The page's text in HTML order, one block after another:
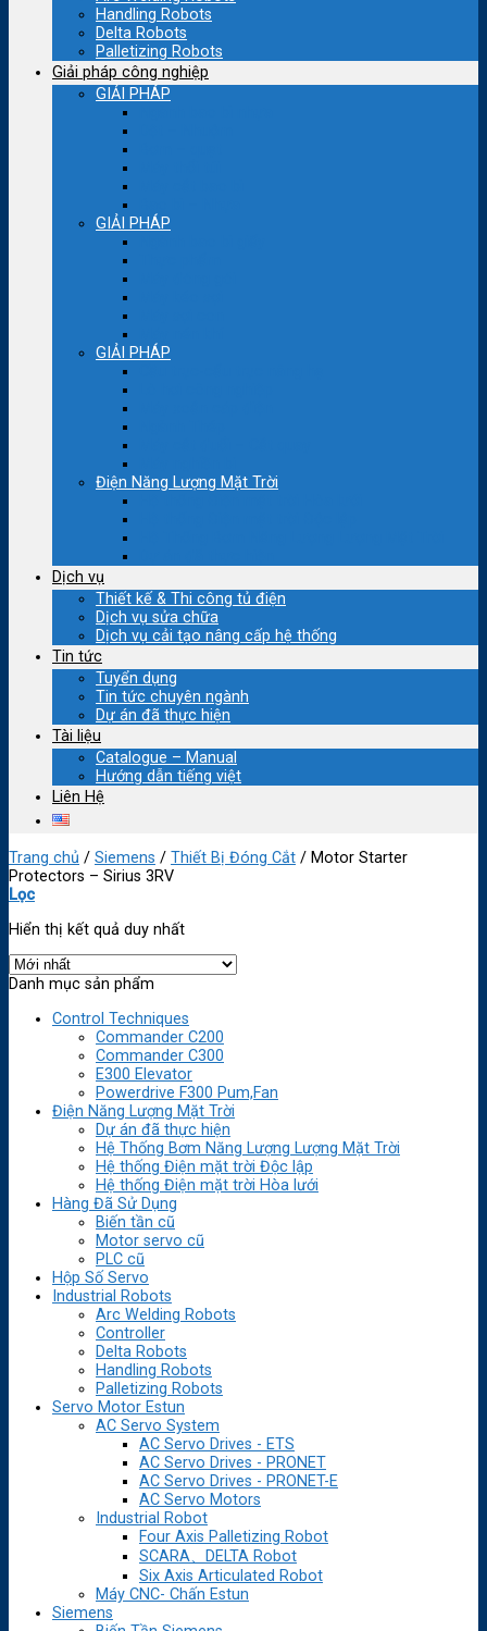
Handling Robots
Delta Robots
Palletizing Robots
Giải pháp công nghiệp
GIẢI PHÁP
GIẢI PHÁP
GIẢI PHÁP
Điện Năng Lượng Mặt Trời
Dịch vụ
Thiết kế & Thi công tủ điện
Dịch vụ sửa chữa
Dịch vụ cải tạo nâng cấp hệ thống
Tin tức
Tuyển dụng
Tin tức chuyên ngành
Dự án đã thực hiện
Tài liệu
Catalogue – Manual
Hướng dẫn tiếng việt
Liên Hệ
Trang chủ / Siemens / Thiết Bị Đóng Cắt / Motor Starter
Protectors – Sirius 3RV
Lọc
Hiển thị kết quả duy nhất
Danh mục sản phẩm
Control Techniques
Commander C200
Commander C300
E300 Elevator
Powerdrive F300 Pum,Fan
Điện Năng Lượng Mặt Trời
Dự án đã thực hiện
Hệ Thống Bơm Năng Lượng Lượng Mặt Trời
Hệ thống Điện mặt trời Độc lập
Hệ thống Điện mặt trời Hòa lưới
Hàng Đã Sử Dụng
Biến tần cũ
Motor servo cũ
PLC cũ
Hộp Số Servo
Industrial Robots
Arc Welding Robots
Controller
Delta Robots
Handling Robots
Palletizing Robots
Servo Motor Estun
AC Servo System
AC Servo Drives - ETS
AC Servo Drives - PRONET
AC Servo Drives - PRONET-E
AC Servo Motors
Industrial Robot
Four Axis Palletizing Robot
SCARA、DELTA Robot
Six Axis Articulated Robot
Máy CNC- Chấn Estun
Siemens